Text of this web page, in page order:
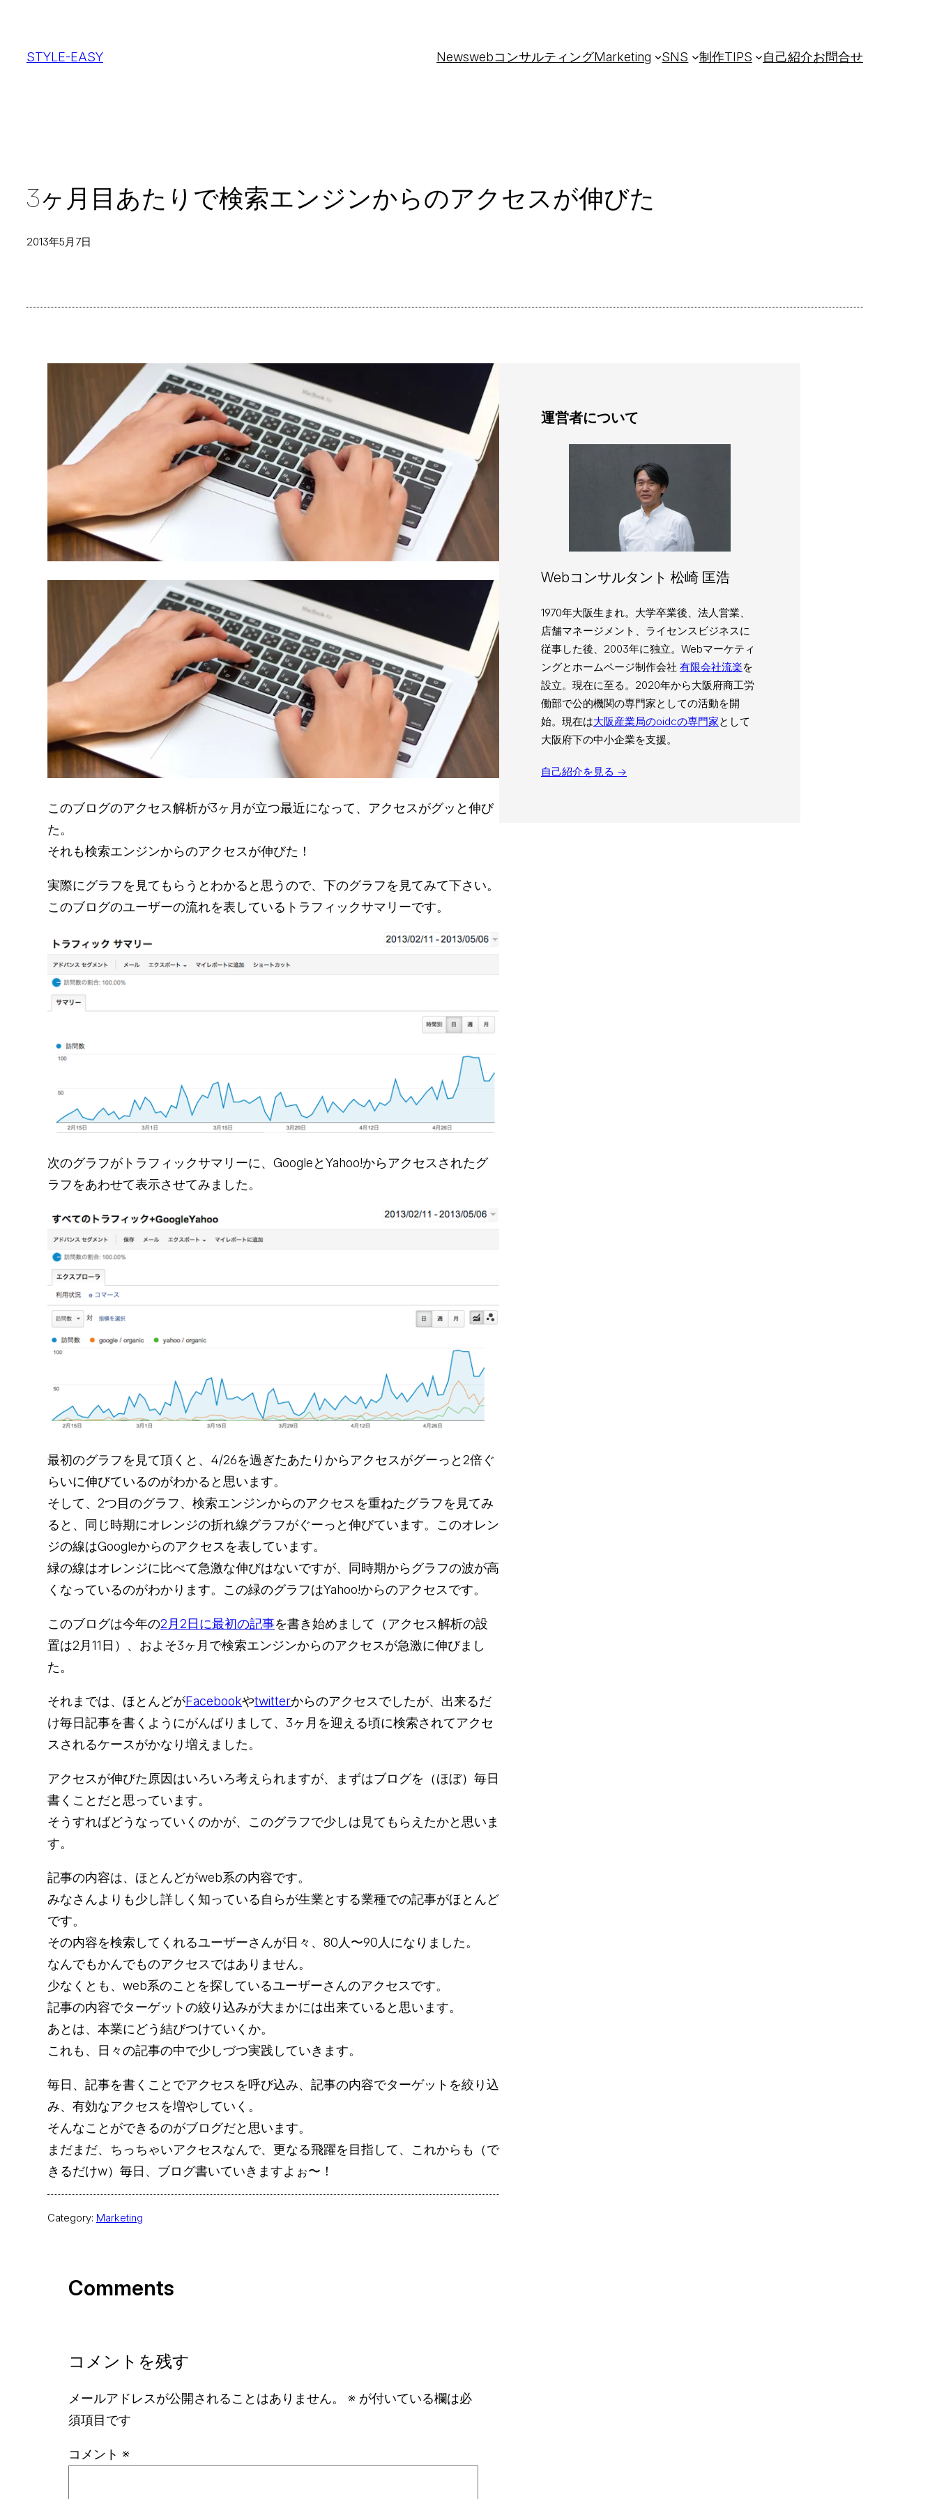
STYLE-EASY NewswebコンサルティングMarketing SNS 制作TIPS 自己紹介お問合せ
3ヶ月目あたりで検索エンジンからのアクセスが伸びた
2013年5月7日
このブログのアクセス解析が3ヶ月が立つ最近になって、アクセスがグッと伸び
た。
それも検索エンジンからのアクセスが伸びた！
実際にグラフを見てもらうとわかると思うので、下のグラフを見てみて下さい。
このブログのユーザーの流れを表しているトラフィックサマリーです。
次のグラフがトラフィックサマリーに、GoogleとYahoo!からアクセスされたグ
ラフをあわせて表示させてみました。
最初のグラフを見て頂くと、4/26を過ぎたあたりからアクセスがグーっと2倍ぐ
らいに伸びているのがわかると思います。
そして、2つ目のグラフ、検索エンジンからのアクセスを重ねたグラフを見てみ
ると、同じ時期にオレンジの折れ線グラフがぐーっと伸びています。このオレン
ジの線はGoogleからのアクセスを表しています。
緑の線はオレンジに比べて急激な伸びはないですが、同時期からグラフの波が高
くなっているのがわかります。この緑のグラフはYahoo!からのアクセスです。
このブログは今年の2月2日に最初の記事を書き始めまして（アクセス解析の設
置は2月11日）、およそ3ヶ月で検索エンジンからのアクセスが急激に伸びまし
た。
それまでは、ほとんどがFacebookやtwitterからのアクセスでしたが、出来るだ
け毎日記事を書くようにがんばりまして、3ヶ月を迎える頃に検索されてアクセ
スされるケースがかなり増えました。
アクセスが伸びた原因はいろいろ考えられますが、まずはブログを（ほぼ）毎日
書くことだと思っています。
そうすればどうなっていくのかが、このグラフで少しは見てもらえたかと思いま
す。
記事の内容は、ほとんどがweb系の内容です。
みなさんよりも少し詳しく知っている自らが生業とする業種での記事がほとんど
です。
その内容を検索してくれるユーザーさんが日々、80人〜90人になりました。
なんでもかんでものアクセスではありません。
少なくとも、web系のことを探しているユーザーさんのアクセスです。
記事の内容でターゲットの絞り込みが大まかには出来ていると思います。
あとは、本業にどう結びつけていくか。
これも、日々の記事の中で少しづつ実践していきます。
毎日、記事を書くことでアクセスを呼び込み、記事の内容でターゲットを絞り込
み、有効なアクセスを増やしていく。
そんなことができるのがブログだと思います。
まだまだ、ちっちゃいアクセスなんで、更なる飛躍を目指して、これからも（で
きるだけw）毎日、ブログ書いていきますよぉ〜！
Category: Marketing
Comments
コメントを残す
メールアドレスが公開されることはありません。 ※ が付いている欄は必
須項目です
コメント ※
運営者について
Webコンサルタント 松崎 匡浩
1970年大阪生まれ。大学卒業後、法人営業、
店舗マネージメント、ライセンスビジネスに
従事した後、2003年に独立。Webマーケティ
ングとホームページ制作会社 有限会社流楽を
設立。現在に至る。2020年から大阪府商工労
働部で公的機関の専門家としての活動を開
始。現在は大阪産業局のoidcの専門家として
大阪府下の中小企業を支援。
自己紹介を見る →